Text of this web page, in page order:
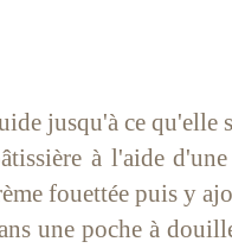
jusqu'à ce qu'elle
à l'aide
fouettée puis y
une poche à